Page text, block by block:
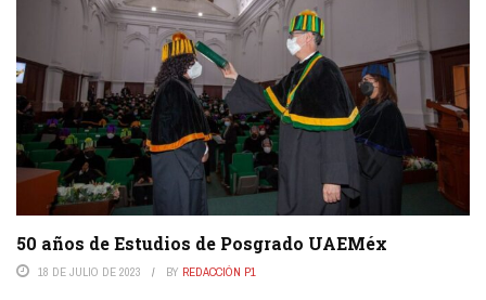
50 años de Estudios de Posgrado UAEMéx
18 DE JULIO DE 2023 BY REDACCIÓN P1